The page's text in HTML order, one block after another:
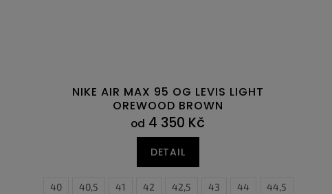
44,5
NIKE AIR MAX 95 OG LEVIS LIGHT
OREWOOD BROWN
od 4 350 Kč
DETAIL
40 40,5 41 42 42,5 43 44 44,5